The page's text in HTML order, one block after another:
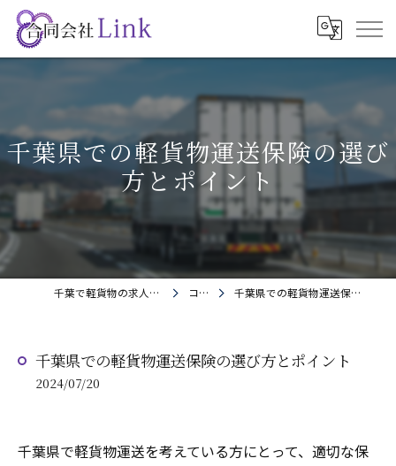
千葉県での軽貨物運送保険の選び
方とポイント
千葉で軽貨物の求人なら合同会社Link コラム 千葉県での軽貨物運送保険の選び方とポイント
千葉県での軽貨物運送保険の選び方とポイント
2024/07/20
千葉県で軽貨物運送を考えている方にとって、適切な保